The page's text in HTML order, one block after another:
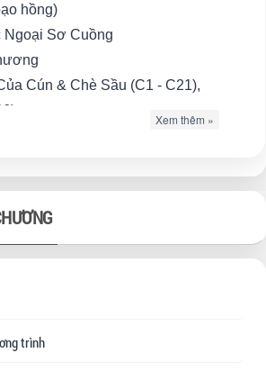
hồng)
Ngoại Sơ Cuồng
Cún & Chè Sầu (C1 - C21),
, Kim bài đề cử 🥇 , Kim Bảng
tôi ghét nhất" với sự tham
bình chọn.
Xem thêm »
trình